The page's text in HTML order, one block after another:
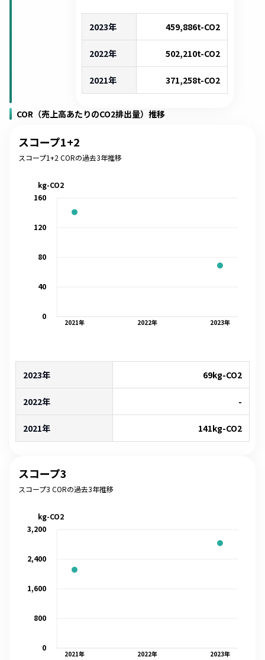
2023年 459,886t-CO2
2022年 502,210t-CO2
2021年 371,258t-CO2
COR（売上高あたりのCO2排出量）推移
スコープ1+2
スコープ1+2 CORの過去3年推移
2021年 2022年 2023年
0
40
80
120
160
kg-CO2
2023年 69kg-CO2
2022年 -
2021年 141kg-CO2
スコープ3
スコープ3 CORの過去3年推移
2021年 2022年 2023年
0
800
1,600
2,400
3,200
kg-CO2